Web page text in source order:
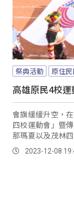
祭典活動 原住
高雄原民4校
會旗緩緩升空，
四校運動會」暨
那瑪夏以及茂林
在體育的競技場上
2023-12-08